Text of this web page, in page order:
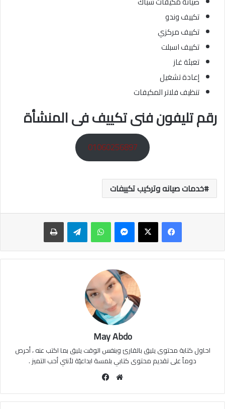
تكييف وندو
تكييف مركزي
تكييف اسبلت
تعبئة غاز
إعادة تشغيل
تنظيف فلاتر المكيفات
رقم تليفون فنى تكييف فى المنشأة
01060256897
خدمات صيانه وتركيب تكييفات
ماسنجر واتساب تيلقرام طباعة
May Abdo
احاول كتابة محتوى يليق بالقارئ وبنفس الوقت يليق بما اكتب عنه ، أحرص
دوماً على تقديم محتوى كتابي بلمسة ابداعيّة لأنني أحب التميز .
موقع